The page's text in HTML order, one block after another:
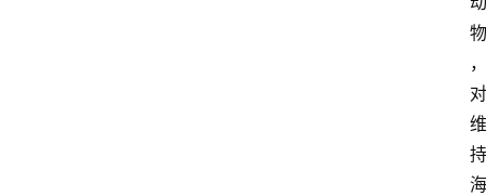
物
，
对
维
持
海